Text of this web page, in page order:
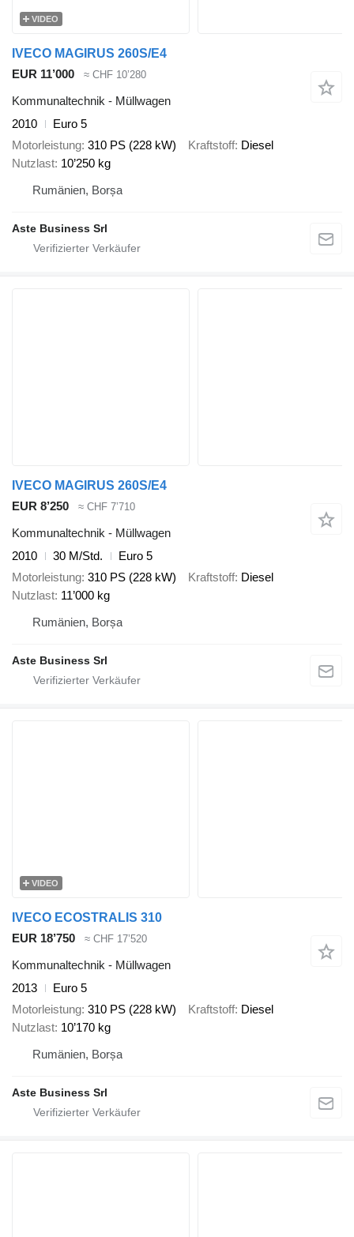
VIDEO
IVECO MAGIRUS 260S/E4
EUR 11’000
≈ CHF 10’280
Kommunaltechnik - Müllwagen
2010
Euro 5
Motorleistung 310 PS (228 kW) Kraftstoff Diesel
Nutzlast 10’250 kg
Rumänien, Borșa
Aste Business Srl
IVECO MAGIRUS 260S/E4
EUR 8’250
≈ CHF 7’710
Kommunaltechnik - Müllwagen
2010
30 M/Std.
Euro 5
Motorleistung 310 PS (228 kW) Kraftstoff Diesel
Nutzlast 11’000 kg
Rumänien, Borșa
Aste Business Srl
VIDEO
IVECO ECOSTRALIS 310
EUR 18’750
≈ CHF 17’520
Kommunaltechnik - Müllwagen
2013
Euro 5
Motorleistung 310 PS (228 kW) Kraftstoff Diesel
Nutzlast 10’170 kg
Rumänien, Borșa
Aste Business Srl